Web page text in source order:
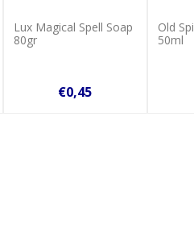
Lux Magical Spell Soap
80gr
€0,45
Old
50ml